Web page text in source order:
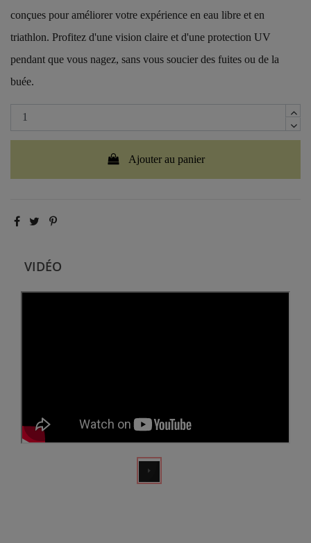
conçues pour améliorer votre expérience en eau libre et en
triathlon. Profitez d'une vision claire et d'une protection UV
pendant que vous nagez, sans vous soucier des fuites ou de la
buée.
Ajouter au panier
VIDÉO